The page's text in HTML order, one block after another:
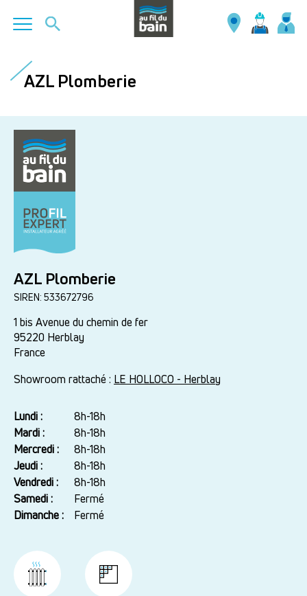
contenuAZL Plomberie
AZL Plomberie
SIREN: 533672796
1 bis Avenue du chemin de fer
95220 Herblay
France
Showroom rattaché : LE HOLLOCO - Herblay
Jour
Plage
horaire
Lundi :
8h-18h
Mardi :
8h-18h
Mercredi :
8h-18h
Jeudi :
8h-18h
Vendredi :
8h-18h
Samedi :
Fermé
Dimanche :
Fermé